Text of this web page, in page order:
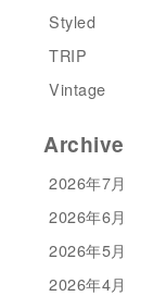
Styled
TRIP
Vintage
Archive
2026年7月
2026年6月
2026年5月
2026年4月